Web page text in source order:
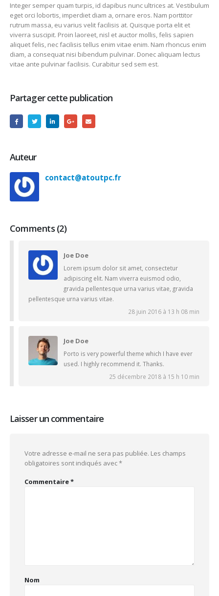
Integer semper quam turpis, id dapibus nunc ultrices at. Vestibulum
eget orci lobortis, imperdiet diam a, ornare eros. Nam porttitor
rutrum massa, eu varius velit facilisis at. Quisque porta elit et
viverra suscipit. Proin laoreet, nisl et auctor mollis, felis sapien
aliquet felis, nec facilisis tellus enim vitae enim. Nam rhoncus enim
diam, a consequat nisi bibendum pulvinar. Donec aliquam lectus
vitae ante pulvinar facilisis. Curabitur sed sem est.
Partager cette publication
Auteur
contact@atoutpc.fr
Comments (2)
Joe Doe
Lorem ipsum dolor sit amet, consectetur
adipiscing elit. Nam viverra euismod odio,
gravida pellentesque urna varius vitae, gravida
pellentesque urna varius vitae.
28 juin 2016 à 13 h 08 min
Joe Doe
Porto is very powerful theme which I have ever
used. I highly recommend it. Thanks.
25 décembre 2018 à 15 h 10 min
Laisser un commentaire
Votre adresse e-mail ne sera pas publiée. Les champs
obligatoires sont indiqués avec*
Commentaire*
Nom